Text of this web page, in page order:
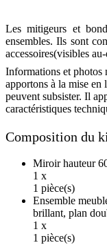
Les mitigeurs et
ensembles. Ils sont
accessoires(visibles
Informations et photos
apportons à la mise en
peuvent subsister. Il
caractéristiques
Composition du
Miroir hauteur
1 x
1 pièce(s)
Ensemble
brillant, plan
1 x
1 pièce(s)